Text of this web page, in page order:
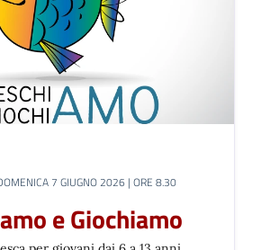
7 GIUGNO 2026 | ORE 8.30
e Giochiamo